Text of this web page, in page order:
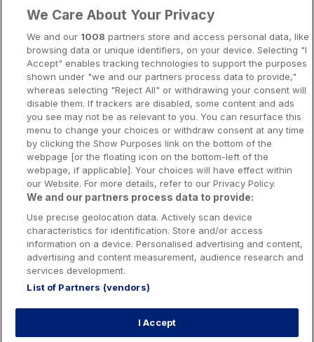
Liens importants
A propos
Notice légale
Presse-Recrutement-Partenariat
Politique de confidentialité
Politique de Cookies
Prévenir la dépendance aux jeux d’argent
Nos rédacteurs
Les jeux d’argent et de hasard sont resérvés aux personnes majeures
interdite de jeux. Cette demande est formée auprès de l’Autorité nationale
de jeux, sur les sites de jeux et de paris en ligne exploités par les
opérateurs de jeux agréés en France, sur le site de jeux de loterie en ligne
We Care About Your Privacy
We and our 1008 partners store and access personal data, like
browsing data or unique identifiers, on your device. Selecting "I
Accept" enables tracking technologies to support the purposes
shown under "we and our partners process data to provide,"
whereas selecting "Reject All" or withdrawing your consent will
disable them. If trackers are disabled, some content and ads
you see may not be as relevant to you. You can resurface this
menu to change your choices or withdraw consent at any time
by clicking the Show Purposes link on the bottom of the
webpage [or the floating icon on the bottom-left of the
webpage, if applicable]. Your choices will have effect within
our Website. For more details, refer to our Privacy Policy.
We and our partners process data to provide:
Use precise geolocation data. Actively scan device
characteristics for identification. Store and/or access
information on a device. Personalised advertising and content,
advertising and content measurement, audience research and
services development.
List of Partners (vendors)
I Accept